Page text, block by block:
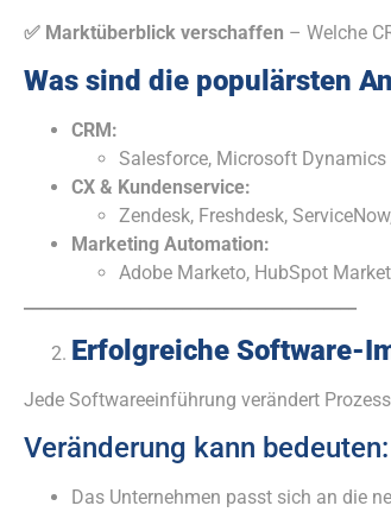
✅ Marktüberblick verschaffen – Welche
Was sind die populärsten
CRM:
Salesforce, Microsoft Dynamics
CX & Kundenservice:
Zendesk, Freshdesk,
Marketing Automation:
Adobe Marketo, HubSpot
Erfolgreiche Software-
Jede Softwareeinführung verändert
Veränderung kann bedeuten:
Das Unternehmen passt sich an die